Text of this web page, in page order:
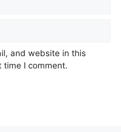
and website in this
time I comment.